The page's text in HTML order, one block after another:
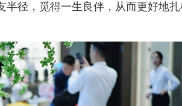
径，觅得一生良伴，从而更好地扎